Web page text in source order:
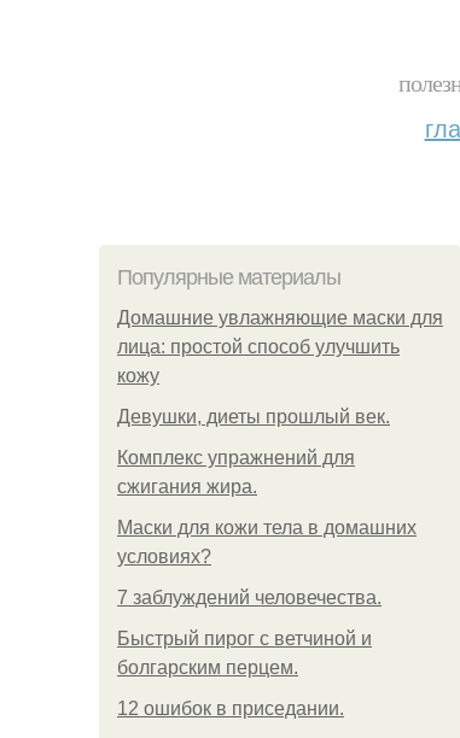
Популярные материалы
Домашние увлажняющие маски для
лица: простой способ улучшить
кожу
Девушки, диеты прошлый век.
Комплекс упражнений для
сжигания жира.
Маски для кожи тела в домашних
условиях?
7 заблуждений человечества.
Быстрый пирог с ветчиной и
болгарским перцем.
12 ошибок в приседании.